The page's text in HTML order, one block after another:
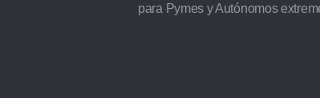
para Pymes y Autónomos